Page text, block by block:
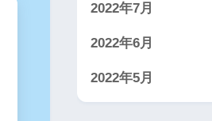
2022年7月
2022年6月
2022年5月